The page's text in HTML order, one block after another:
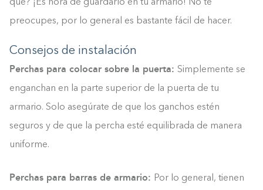
qué? ¡Es hora de guardarlo en tu armario! No te
preocupes, por lo general es bastante fácil de hacer.
Consejos de instalación
Perchas para colocar sobre la puerta: Simplemente se
enganchan en la parte superior de la puerta de tu
armario. Solo asegúrate de que los ganchos estén
seguros y de que la percha esté equilibrada de manera
uniforme.
Perchas para barras de armario: Por lo general, tienen